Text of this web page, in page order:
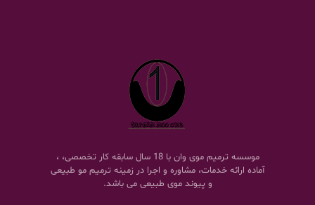
موسسه ترمیم موی وان با 18 سال سابقه کار تخصصی، ،
آماده ارائه خدمات، مشاوره و اجرا در زمینه ترمیم مو طبیعی
و پیوند موی طبیعی می باشد.